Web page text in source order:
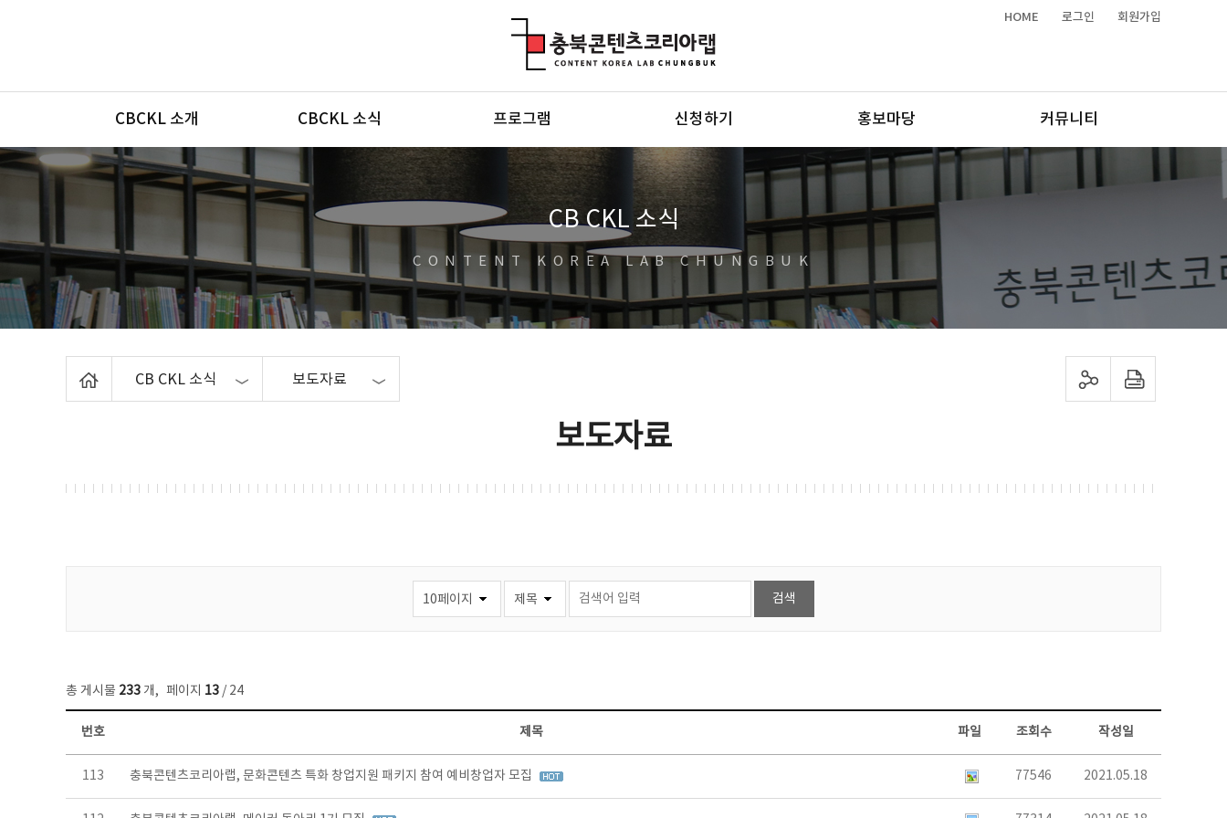
HOME 로그인 회원가입
메뉴
CBCKL 소개 CBCKL 소식 프로그램 신청하기 홍보마당 커뮤니티
CB CKL 소식
CONTENT KOREA LAB CHUNGBUK
CB CKL 소식 보도자료 sns 공유하기 프린트하기
보도자료
총 게시물 233 개, 페이지 13 / 24
보도자료 목록 - 번호, 제목, 작성자, 파일, 조회수, 작성일 정보 제공
번호 제목 파일 조회수 작성일
113 충북콘텐츠코리아랩, 문화콘텐츠 특화 창업지원 패키지 참여 예비창업자 모집 77546 2021.05.18